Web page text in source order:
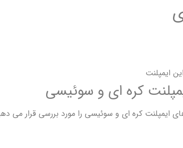
ایمپلنت
کره ای و سوئیسی
ایمپلنت کره ای و سوئیسی را مورد بررسی قرار می